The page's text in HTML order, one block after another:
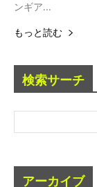
ンギア...
もっと読む
検索サーチ
アーカイブ